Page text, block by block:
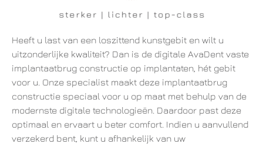
Heeft u last van een loszittend kunstgebit en wilt u
uitzonderlijke kwaliteit? Dan is de digitale AvaDent vaste
implantaatbrug constructie op implantaten, hét gebit
voor u. Onze specialist maakt deze implantaatbrug
constructie speciaal voor u op maat met behulp van de
modernste digitale technologieën. Daardoor past deze
optimaal en ervaart u beter comfort. Indien u aanvullend
verzekerd bent, kunt u afhankelijk van uw